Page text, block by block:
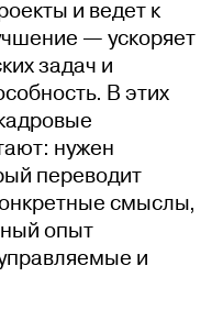
и ведет к
— ускоряет
задач и
В этих
нужен
переводит
смыслы,
опыт
и